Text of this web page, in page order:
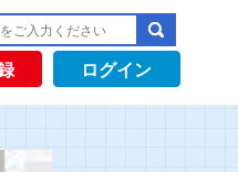
ログイン